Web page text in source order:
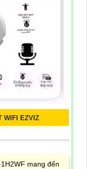
WIFI EZVIZ
mang đến